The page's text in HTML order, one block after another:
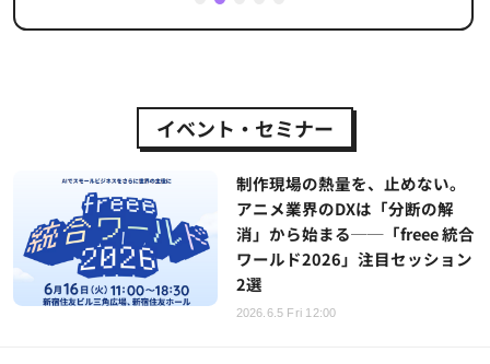
2
イベント・セミナー
制作現場の熱量を、止めない。
アニメ業界のDXは「分断の解
消」から始まる──「freee 統合
ワールド2026」注目セッション
2選
2026.6.5 Fri 12:00